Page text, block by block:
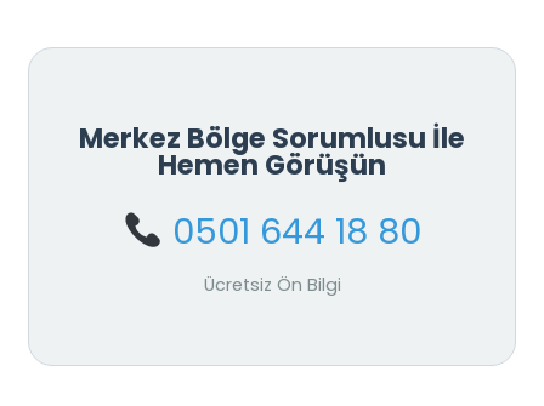
Merkez Bölge Sorumlusu İle
Hemen Görüşün
0501 644 18 80
Ücretsiz Ön Bilgi